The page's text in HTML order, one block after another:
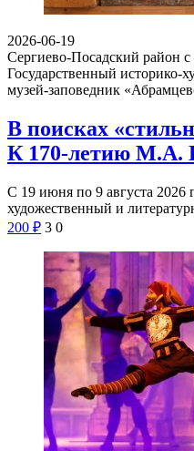
2026-06-19
Сергиево-Посадский район
Государственный историко-
музей-заповедник
В поисках
К 170-летию М.А.
С 19 июня по 9 августа 2026
художественный и
200 ₽ 3 0